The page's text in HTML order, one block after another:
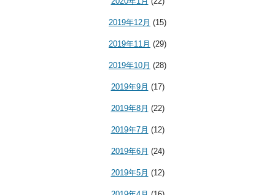
2019年12月 (15)
2019年11月 (29)
2019年10月 (28)
2019年9月 (17)
2019年8月 (22)
2019年7月 (12)
2019年6月 (24)
2019年5月 (12)